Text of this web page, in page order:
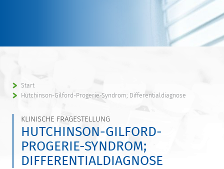
Start
Hutchinson-Gilford-Progerie-Syndrom; Differentialdiagnose
KLINISCHE FRAGESTELLUNG
HUTCHINSON-GILFORD-
PROGERIE-SYNDROM;
DIFFERENTIALDIAGNOSE